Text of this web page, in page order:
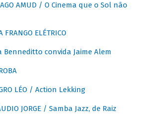
AMUD / O Cinema que o Sol não
FRANGO ELÉTRICO
Benneditto convida Jaime Alem
LÉO / Action Lekking
JORGE / Samba Jazz, de Raiz